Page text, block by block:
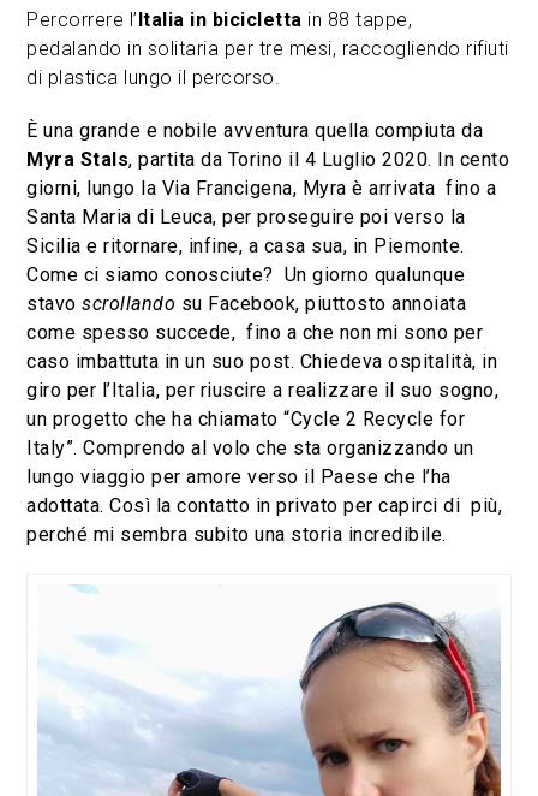
Percorrere l’ Italia in bicicletta in 88 tappe,
pedalando in solitaria per tre mesi, raccogliendo rifiuti
di plastica lungo il percorso.
È una grande e nobile avventura quella compiuta da
Myra Stals, partita da Torino il 4 Luglio 2020. In cento
giorni, lungo la Via Francigena, Myra è arrivata fino a
Santa Maria di Leuca, per proseguire poi verso la
Sicilia e ritornare, infine, a casa sua, in Piemonte.
Come ci siamo conosciute? Un giorno qualunque
stavoscrollando su Facebook, piuttosto annoiata
come spesso succede, fino a che non mi sono per
caso imbattuta in un suo post. Chiedeva ospitalità, in
giro per l’Italia, per riuscire a realizzare il suo sogno,
un progetto che ha chiamato “Cycle 2 Recycle for
Italy”. Comprendo al volo che sta organizzando un
lungo viaggio per amore verso il Paese che l’ha
adottata. Così la contatto in privato per capirci di più,
perché mi sembra subito una storia incredibile.